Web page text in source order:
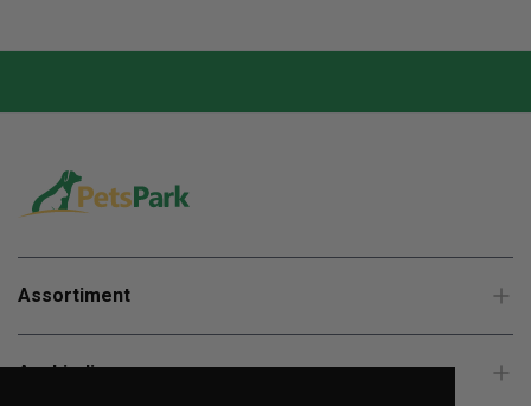
Assortiment
Aanbiedingen